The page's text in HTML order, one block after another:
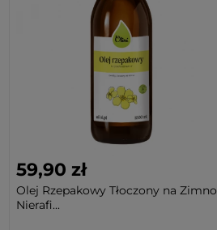
59,90 zł
Olej Rzepakowy Tłoczony na Zimno
Nierafi...